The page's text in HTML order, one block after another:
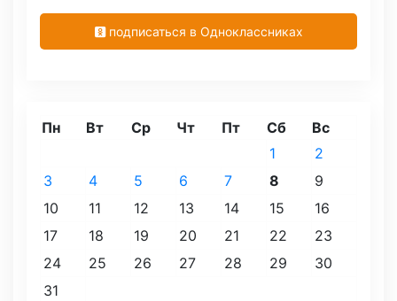
подписаться в Одноклассниках
Пн Вт Ср Чт Пт Сб Вс
1
2
3
4 5 6 7 8
9
10
11 12 13 14 15
16
17
18 19 20 21 22
23
24
25 26 27 28 29
30
31